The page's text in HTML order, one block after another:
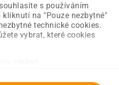
s používáním
na "Pouze nezbytné"
technické cookies.
vybrat, které cookies
Úvodní strana